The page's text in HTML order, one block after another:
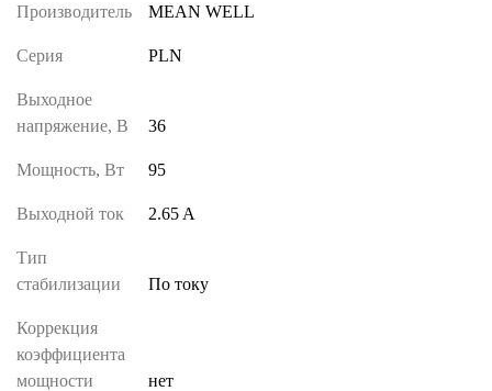
Производитель MEAN WELL
Серия PLN
Выходное
напряжение, В
36
Мощность, Вт 95
Выходной ток 2.65 A
Тип
стабилизации
По току
Коррекция
коэффициента
мощности
нет